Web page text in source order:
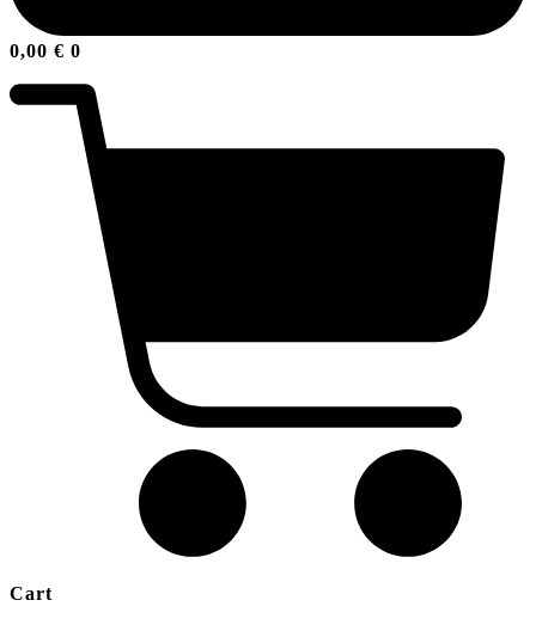
0,00 € 0
Cart